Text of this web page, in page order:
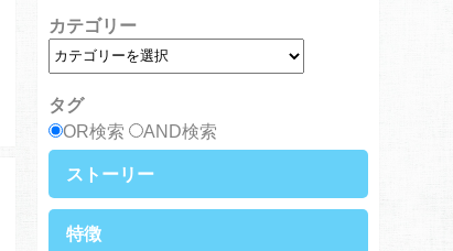
カテゴリー
タグ
OR検索
AND検索
ストーリー
ラブストーリー
特徴